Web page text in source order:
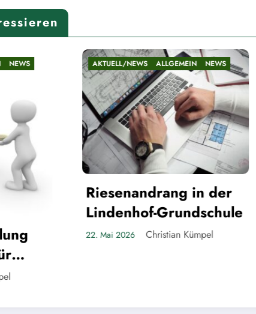
ALLGEMEIN
in der
Grundschule
Kümpel
AKTUELL/NEWS ALLGEMEIN
Die Teltower
Gespenster
21. Mai 2026 Christian Kümpel